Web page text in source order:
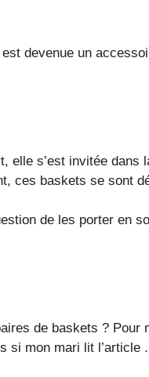
devenue un
elle s’est invitée dans
ces baskets se sont
de les porter en
de baskets ? Pour
si mon mari lit l’article .